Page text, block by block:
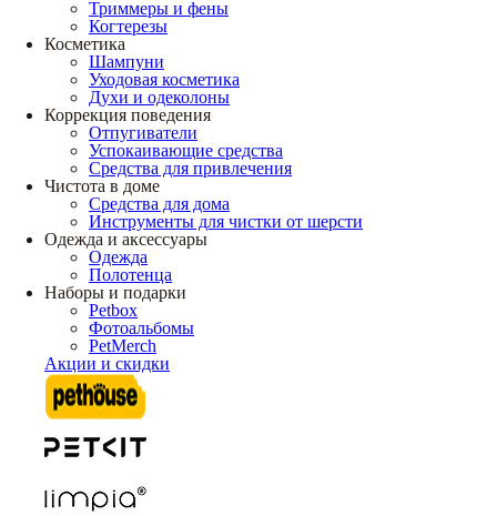
Триммеры и фены
Когтерезы
Косметика
Шампуни
Уходовая косметика
Духи и одеколоны
Коррекция поведения
Отпугиватели
Успокаивающие средства
Средства для привлечения
Чистота в доме
Средства для дома
Инструменты для чистки от шерсти
Одежда и аксессуары
Одежда
Полотенца
Наборы и подарки
Petbox
Фотоальбомы
PetMerch
Акции и скидки